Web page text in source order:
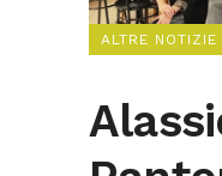
ALTRE NOTIZIE